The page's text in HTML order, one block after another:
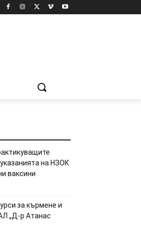
на НЗОК
ваксини
за кърмене и
„Д-р Атанас